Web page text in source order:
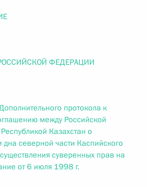
ФЕДЕРАЦИИ
протокола к
между Российской
Казахстан о
дна северной части Каспийского
суверенных прав на
от 6 июля 1998 г.